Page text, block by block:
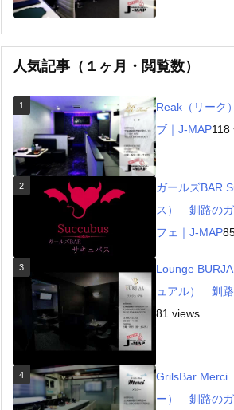
人気記事（１ヶ月・閲覧数）
1
Reak（リーク
ブ｜J-MAP118
2
ガールズBAR
ス） 釧路のガ
フェ｜J-MAP
3
Lounge
ュアル） 釧
81 views
4
GrilsBar Merci
ー） 釧路のガ